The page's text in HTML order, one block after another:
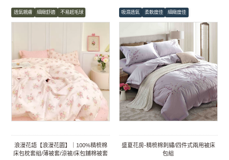
透氣親膚 細緻舒適 不易起毛球
浪漫花語【浪漫花園】｜100%精梳棉
床包枕套組/薄被套/涼被/床包鋪棉被套
吸濕透氣 柔軟度佳 細緻度佳
盛夏花房-精梳棉刺繡/四件式兩用被床
包組